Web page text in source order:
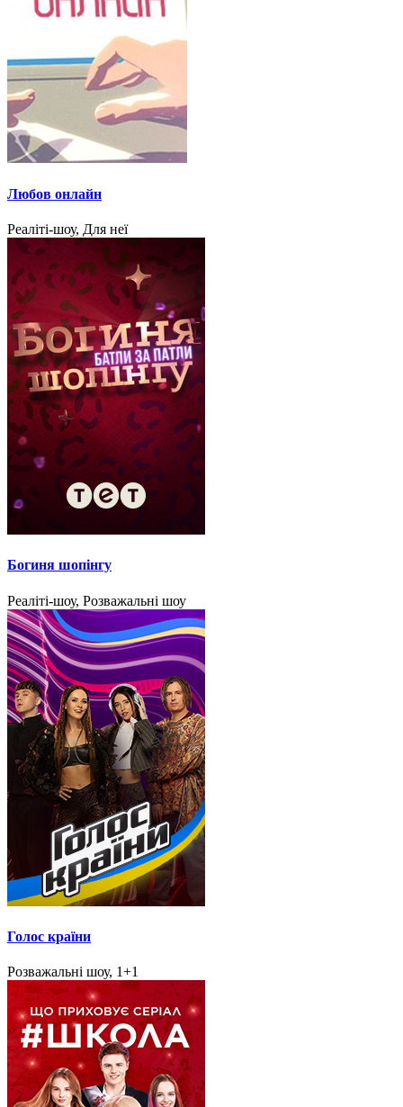
Любов онлайн
Реаліті-шоу, Для неї
Богиня шопінгу
Реаліті-шоу, Розважальні шоу
Голос країни
Розважальні шоу, 1+1